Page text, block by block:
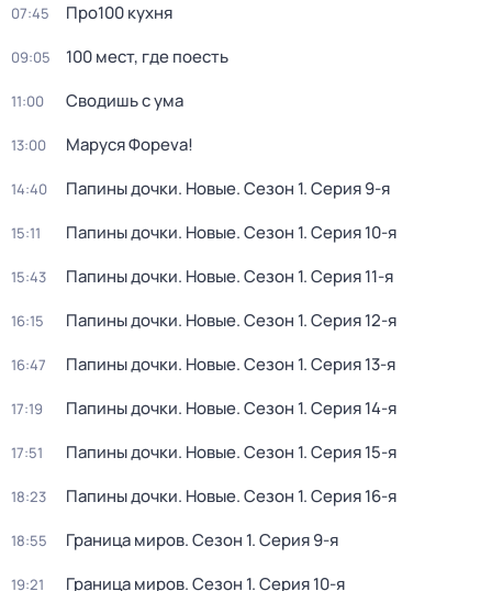
07:45 Про100 кухня
09:05 100 мест, где поесть
11:00 Сводишь с ума
13:00 Маруся Фореva!
14:40 Папины дочки. Новые. Сезон 1. Серия 9-я
15:11 Папины дочки. Новые. Сезон 1. Серия 10-я
15:43 Папины дочки. Новые. Сезон 1. Серия 11-я
16:15 Папины дочки. Новые. Сезон 1. Серия 12-я
16:47 Папины дочки. Новые. Сезон 1. Серия 13-я
17:19 Папины дочки. Новые. Сезон 1. Серия 14-я
17:51 Папины дочки. Новые. Сезон 1. Серия 15-я
18:23 Папины дочки. Новые. Сезон 1. Серия 16-я
18:55 Граница миров. Сезон 1. Серия 9-я
19:21 Граница миров. Сезон 1. Серия 10-я